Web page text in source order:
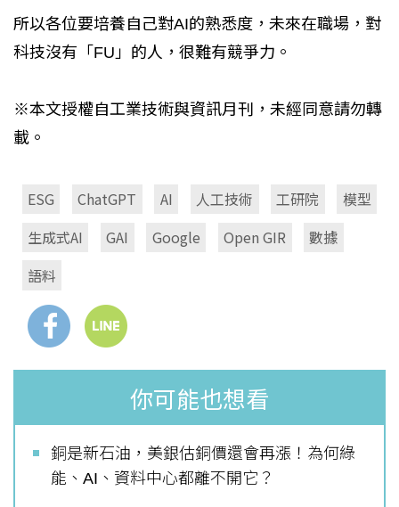
所以各位要培養自己對AI的熟悉度，未來在職場，對
科技沒有「FU」的人，很難有競爭力。
※本文授權自工業技術與資訊月刊，未經同意請勿轉
載。
ESG ChatGPT AI 人工技術 工研院
模型
生成式AI
GAI Google Open GIR
數據
語料
你可能也想看
銅是新石油，美銀估銅價還會再漲！為何綠
能、AI、資料中心都離不開它？